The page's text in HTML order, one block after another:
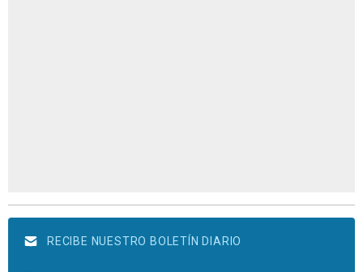
RECIBE NUESTRO BOLETÍN DIARIO